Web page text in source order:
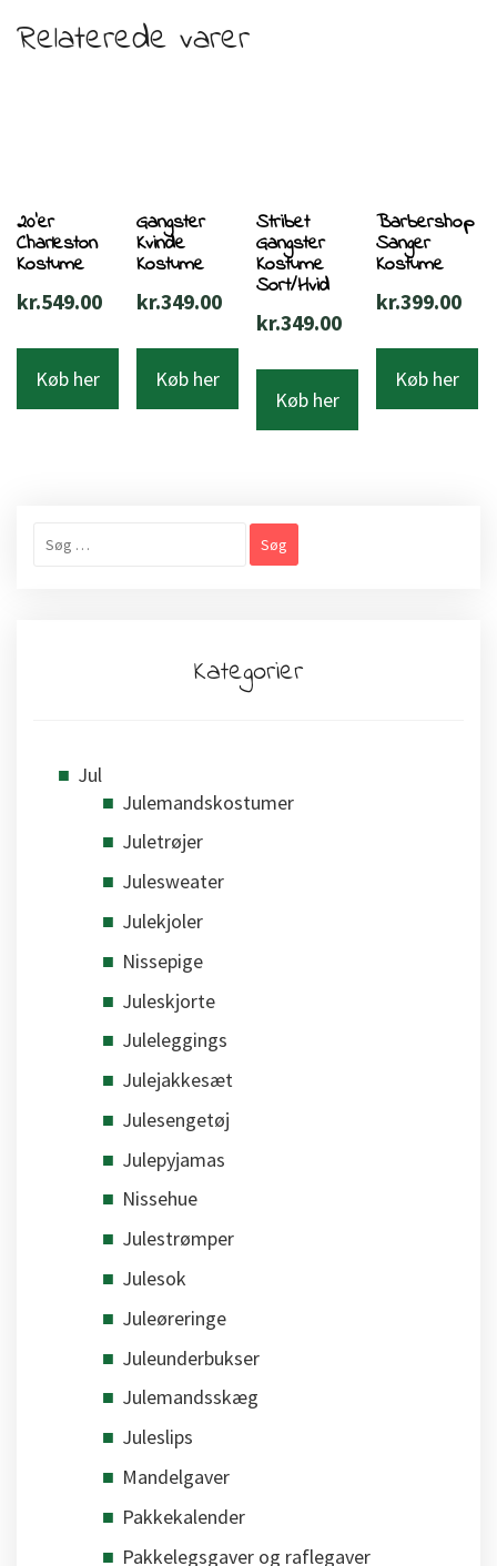
Relaterede varer
20’er
Charleston
Kostume
kr.549.00
Køb her
Gangster
Kvinde
Kostume
kr.349.00
Køb her
Stribet
Gangster
Kostume
Sort/Hvid
kr.349.00
Køb her
Barbershop
Sanger
Kostume
kr.399.00
Køb her
efter:
Kategorier
Jul
Julemandskostumer
Juletrøjer
Julesweater
Julekjoler
Nissepige
Juleskjorte
Juleleggings
Julejakkesæt
Julesengetøj
Julepyjamas
Nissehue
Julestrømper
Julesok
Juleøreringe
Juleunderbukser
Julemandsskæg
Juleslips
Mandelgaver
Pakkekalender
Pakkelegsgaver og raflegaver